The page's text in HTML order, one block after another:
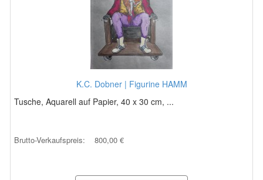
K.C. Dobner | Figurine HAMM
Tusche, Aquarell auf Papier, 40 x 30 cm, ...
Brutto-Verkaufspreis: 800,00 €